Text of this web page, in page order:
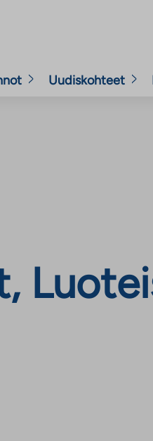
Uudiskohteet